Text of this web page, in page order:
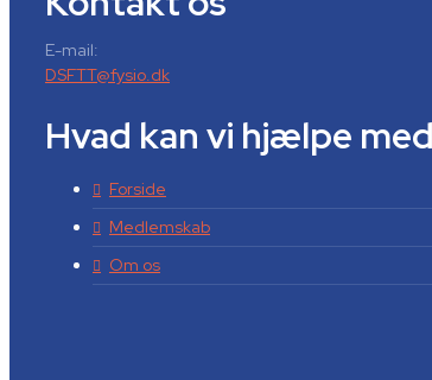
E-mail:
DSFTT@fysio.dk
Hvad kan vi hjælpe
Forside
Medlemskab
Om os